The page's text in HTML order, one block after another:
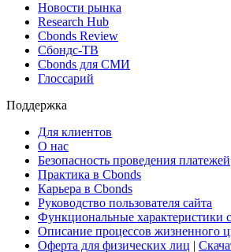
Поиск ETF & Funds
Новости и Аналитика
Новости рынка
Research Hub
Сбондс-ТВ
Глоссарий
Поддержка
Для клиентов
О нас
Безопасность проведения платежей
Практика в Cbonds
Карьера в Cbonds